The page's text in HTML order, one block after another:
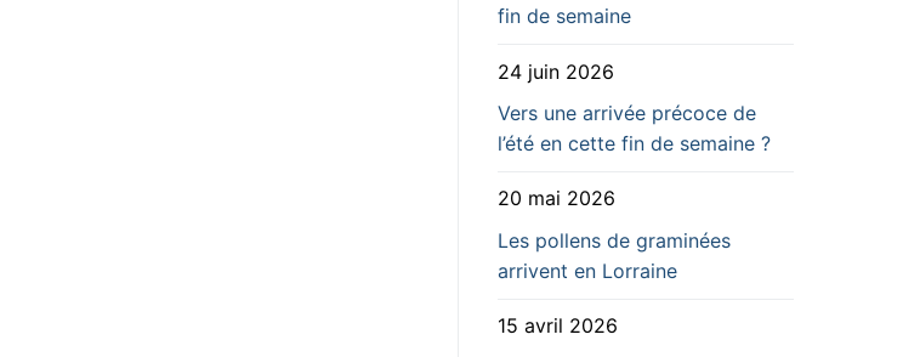
fin de semaine
24 juin 2026
Vers une arrivée précoce de
l’été en cette fin de semaine ?
20 mai 2026
Les pollens de graminées
arrivent en Lorraine
15 avril 2026